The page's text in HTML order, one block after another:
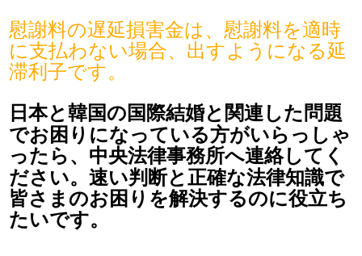
慰謝料の遅延損害金は、慰謝料を適時
に支払わない場合、出すようになる延
滞利子です。
日本と韓国の国際結婚と関連した問題
でお困りになっている方がいらっしゃ
ったら、中央法律事務所へ連絡してく
ださい。速い判断と正確な法律知識で
皆さまのお困りを解決するのに役立ち
たいです。